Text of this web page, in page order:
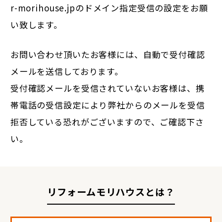
r-morihouse.jpのドメイン指定受信の設定をお願
い致します。
お問い合わせ頂いたお客様には、自動で受付確認
メールを送信しております。
受付確認メールを受信されていないお客様は、携
帯電話の受信設定により弊社からのメールを受信
拒否している恐れがございますので、ご確認下さ
い。
リフォームモリハウスとは？